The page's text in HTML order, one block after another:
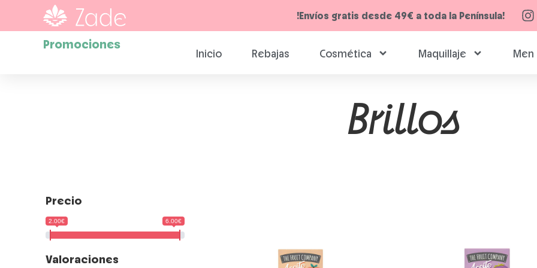
!Envíos gratis desde 49€ a toda la Península!
Promociones
Inicio Rebajas Cosmética Maquillaje Men
Brillos
Precio
2.00€ 6.00€
Valoraciones